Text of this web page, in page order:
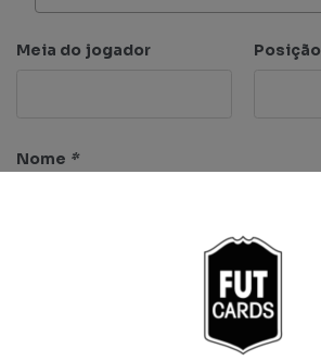
Meia do jogador Posição
Nome *